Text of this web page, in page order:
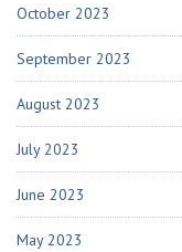
October 2023
September 2023
August 2023
July 2023
June 2023
May 2023